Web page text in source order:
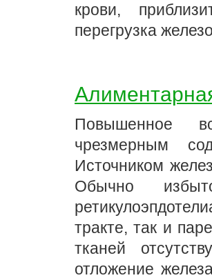
крови,
перегрузка
Повышенное
чрезмерным
Источником
Обычно
тракте, так и
тканей
отложение